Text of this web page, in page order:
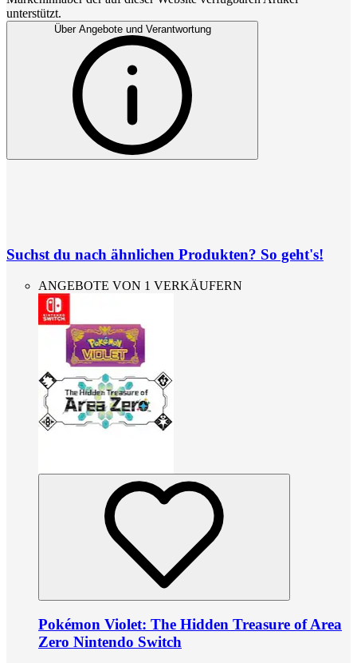
unterstützt.
Über Angebote und Verantwortung
Suchst du nach ähnlichen Produkten? So geht's!
ANGEBOTE VON 1 VERKÄUFERN
Pokémon Violet: The Hidden Treasure of Area
Zero Nintendo Switch